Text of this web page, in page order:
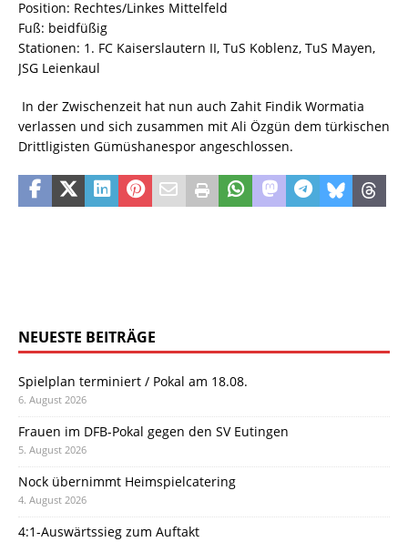
Position: Rechtes/Linkes Mittelfeld
Fuß: beidfüßig
Stationen: 1. FC Kaiserslautern II, TuS Koblenz, TuS Mayen,
JSG Leienkaul
In der Zwischenzeit hat nun auch Zahit Findik Wormatia
verlassen und sich zusammen mit Ali Özgün dem türkischen
Drittligisten Gümüshanespor angeschlossen.
NEUESTE BEITRÄGE
Spielplan terminiert / Pokal am 18.08.
6. August 2026
Frauen im DFB-Pokal gegen den SV Eutingen
5. August 2026
Nock übernimmt Heimspielcatering
4. August 2026
4:1-Auswärtssieg zum Auftakt